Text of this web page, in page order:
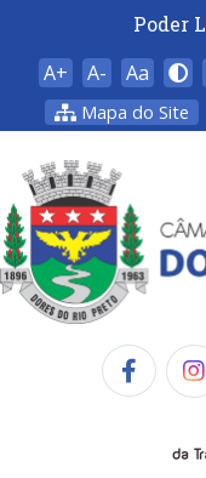
Poder
A+ A- Aa
Mapa do Site